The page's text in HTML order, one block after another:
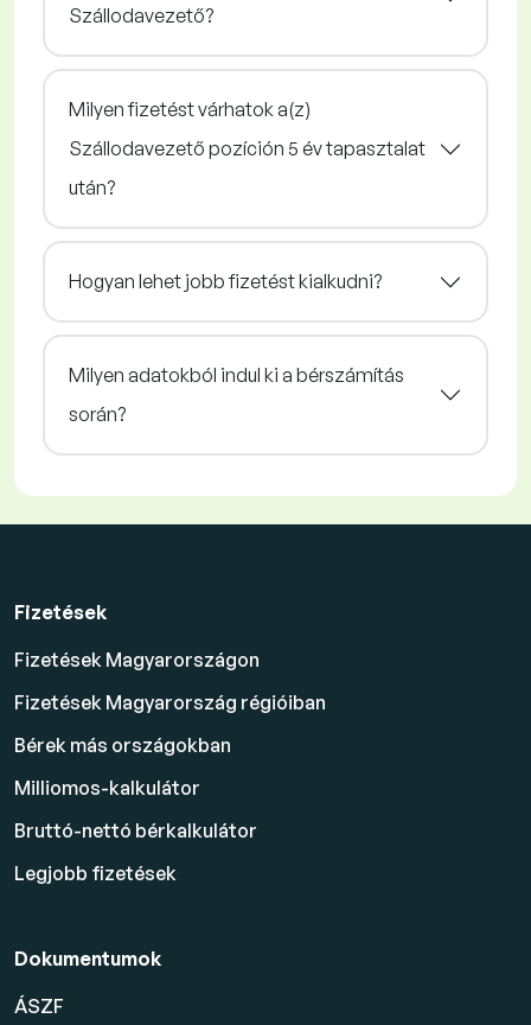
Szállodavezető?
Milyen fizetést várhatok a(z)
Szállodavezető pozíción 5 év tapasztalat
után?
Hogyan lehet jobb fizetést kialkudni?
Milyen adatokból indul ki a bérszámítás
során?
Fizetések
Fizetések Magyarországon
Fizetések Magyarország régióiban
Bérek más országokban
Milliomos-kalkulátor
Bruttó-nettó bérkalkulátor
Legjobb fizetések
Dokumentumok
ÁSZF